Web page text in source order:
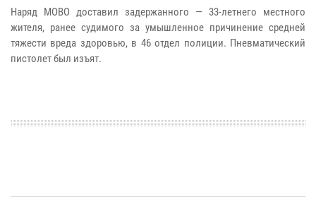
Наряд МОВО доставил задержанного — 33-летнего местного
жителя, ранее судимого за умышленное причинение средней
тяжести вреда здоровью, в 46 отдел полиции. Пневматический
пистолет был изъят.